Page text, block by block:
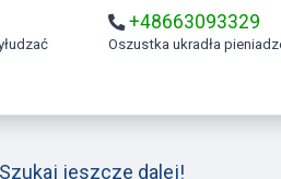
+48663093329
Oszustka ukradła
Szukaj jeszcze dalej!